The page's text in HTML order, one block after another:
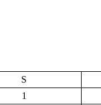
S
1